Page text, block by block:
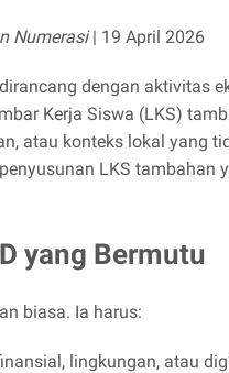
Numerasi| 19 April 2026
dengan aktivitas
Kerja Siswa (LKS)
atau konteks lokal yang
LKS tambahan
yang Bermutu
biasa. Ia harus:
lingkungan, atau